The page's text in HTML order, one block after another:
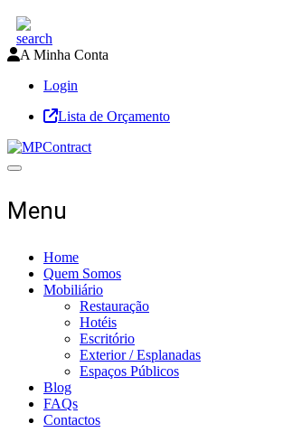
A Minha Conta
Login
Lista de Orçamento
Toggle navigation
Menu
Home
Quem Somos
Mobiliário
Restauração
Hotéis
Escritório
Exterior / Esplanadas
Espaços Públicos
Blog
FAQs
Contactos